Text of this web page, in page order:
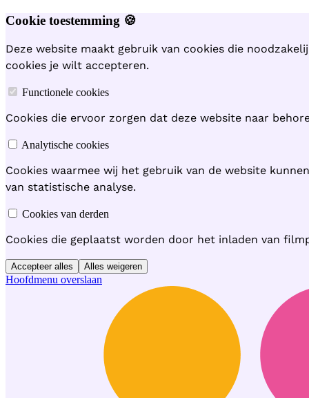
Cookie toestemming 🍪
Deze website maakt gebruik van cookies die
cookies je wilt accepteren.
Functionele cookies
Cookies die ervoor zorgen dat deze website naar
Analytische cookies
Cookies waarmee wij het gebruik van de website
van statistische analyse.
Cookies van derden
Cookies die geplaatst worden door het inladen van
Accepteer alles Alles weigeren
Hoofdmenu overslaan